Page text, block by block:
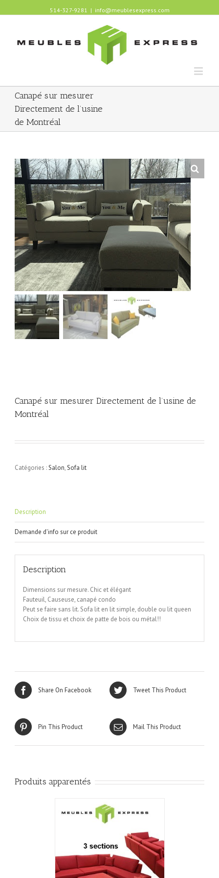
514-327-9281 | info@meublesexpress.com
Canapé sur mesurer
Directement de l’usine
de Montréal
Canapé sur mesurer Directement de l’usine de
Montréal
Catégories :Salon,Sofa lit
Description
Demande d'info sur ce produit
Description
Dimensions sur mesure. Chic et élégant
Fauteuil, Causeuse, canapé condo
Peut se faire sans lit. Sofa lit en lit simple, double ou lit queen
Choix de tissu et choix de patte de bois ou métal!!
Share On Facebook Tweet This Product
Pin This Product Mail This Product
Produits apparentés